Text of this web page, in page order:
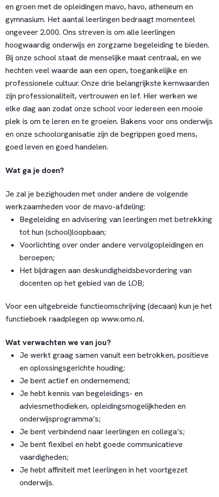
en groen met de opleidingen mavo, havo, atheneum en
gymnasium. Het aantal leerlingen bedraagt momenteel
ongeveer 2.000. Ons streven is om alle leerlingen
hoogwaardig onderwijs en zorgzame begeleiding te bieden.
Bij onze school staat de menselijke maat centraal, en we
hechten veel waarde aan een open, toegankelijke en
professionele cultuur. Onze drie belangrijkste kernwaarden
zijn professionaliteit, vertrouwen en lef. Hier werken we
elke dag aan zodat onze school voor iedereen een mooie
plek is om te leren en te groeien. Bakens voor ons onderwijs
en onze schoolorganisatie zijn de begrippen goed mens,
goed leven en goed handelen.
Wat ga je doen?
Je zal je bezighouden met onder andere de volgende
werkzaamheden voor de mavo-afdeling:
Begeleiding en advisering van leerlingen met betrekking
tot hun (school)loopbaan;
Voorlichting over onder andere vervolgopleidingen en
beroepen;
Het bijdragen aan deskundigheidsbevordering van
docenten op het gebied van de LOB;
Voor een uitgebreide functieomschrijving (decaan) kun je het
functieboek raadplegen op www.omo.nl.
Wat verwachten we van jou?
Je werkt graag samen vanuit een betrokken, positieve
en oplossingsgerichte houding;
Je bent actief en ondernemend;
Je hebt kennis van begeleidings- en
adviesmethodieken, opleidingsmogelijkheden en
onderwijsprogramma’s;
Je bent verbindend naar leerlingen en collega’s;
Je bent flexibel en hebt goede communicatieve
vaardigheden;
Je hebt affiniteit met leerlingen in het voortgezet
onderwijs.